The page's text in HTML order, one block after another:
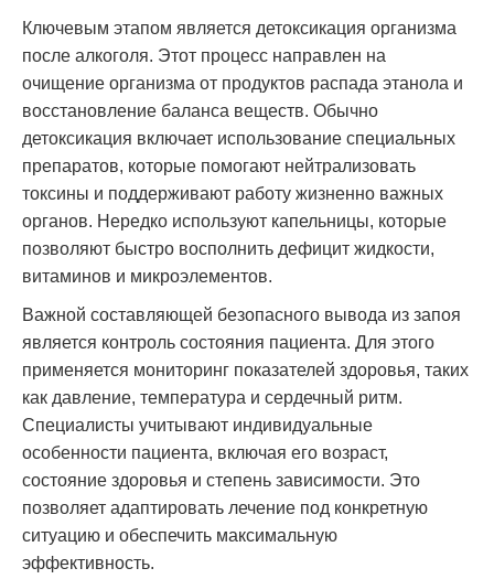
Ключевым этапом является детоксикация организма
после алкоголя. Этот процесс направлен на
очищение организма от продуктов распада этанола и
восстановление баланса веществ. Обычно
детоксикация включает использование специальных
препаратов, которые помогают нейтрализовать
токсины и поддерживают работу жизненно важных
органов. Нередко используют капельницы, которые
позволяют быстро восполнить дефицит жидкости,
витаминов и микроэлементов.
Важной составляющей безопасного вывода из запоя
является контроль состояния пациента. Для этого
применяется мониторинг показателей здоровья, таких
как давление, температура и сердечный ритм.
Специалисты учитывают индивидуальные
особенности пациента, включая его возраст,
состояние здоровья и степень зависимости. Это
позволяет адаптировать лечение под конкретную
ситуацию и обеспечить максимальную
эффективность.